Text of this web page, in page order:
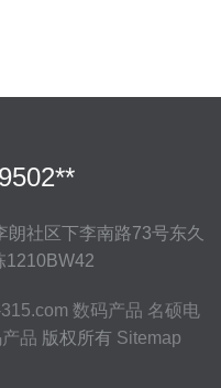
社区下李南路73号东久
1210BW42
数码产品 名硕电
品 版权所有 Sitemap